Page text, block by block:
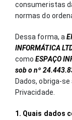
consumeristas
normas do
Dessa forma, a
INFORMÁTICA
comoESPAÇO
sob o nº
Dados, obriga-
Privacidade.
1. Quais dados